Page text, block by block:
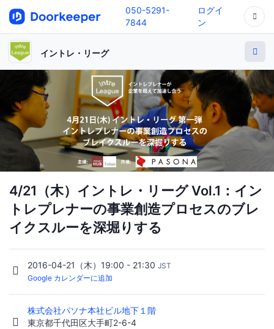
050-5291-
7844
ログイ
ン
イントレ・リーグ
4/21（木）イントレ・リーグ Vol.1：イン
トレプレナーの事業創造プロセスのブレ
イクスルーを深堀りする
2016-04-21（木）19:00 - 21:30 JST
Google カレンダーに追加
株式会社パソナ本社ビル地下１階
東京都千代田区大手町2-6-4